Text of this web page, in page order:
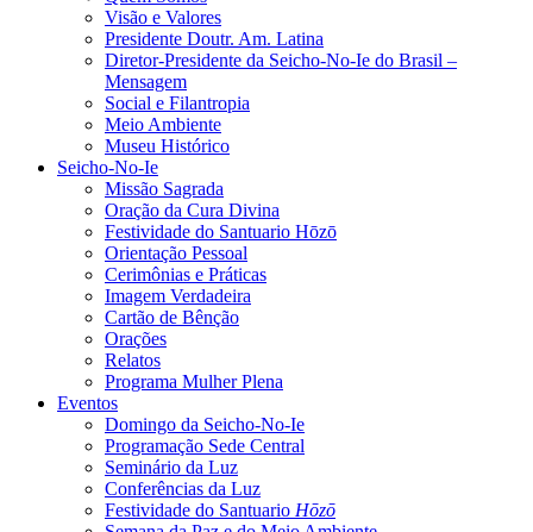
Visão e Valores
Presidente Doutr. Am. Latina
Diretor-Presidente da Seicho-No-Ie do Brasil –
Mensagem
Social e Filantropia
Meio Ambiente
Museu Histórico
Seicho-No-Ie
Missão Sagrada
Oração da Cura Divina
Festividade do Santuario Hōzō
Orientação Pessoal
Cerimônias e Práticas
Imagem Verdadeira
Cartão de Bênção
Orações
Relatos
Programa Mulher Plena
Eventos
Domingo da Seicho-No-Ie
Programação Sede Central
Seminário da Luz
Conferências da Luz
Festividade do Santuario Hōzō